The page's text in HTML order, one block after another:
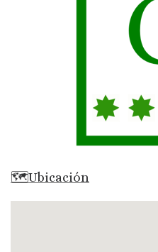
🗺Ubicación